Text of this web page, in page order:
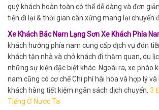
quý khách hoàn toàn có thể dễ dàng và đơn
tiện đi lại & thời gian cân xứng mang lại chuyến
Xe Khách Bắc Nam Lạng Sơn Xe Khách Phía
khách hướng phía nam cung cấp dịch vụ đón
khách tận nhà và chở khách đi thăm quan, du
những sự kiện đặc biệt khác. Ngoài ra, xe pháo
nam cũng có cơ chế Chi phí hài hòa và hợp lý
khách hàng tiết kiệm ngân sách dịch chuyển. 3
Tiếng Ở Nước Ta